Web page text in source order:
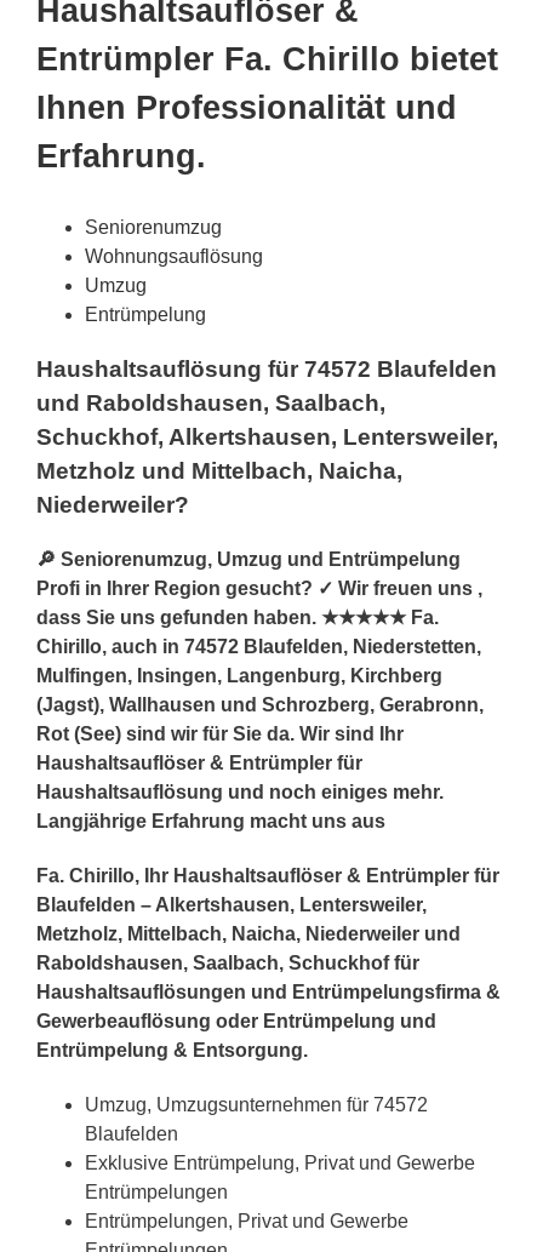
Haushaltsauflöser &
Entrümpler Fa. Chirillo bietet
Ihnen Professionalität und
Erfahrung.
Seniorenumzug
Wohnungsauflösung
Umzug
Entrümpelung
Haushaltsauflösung für 74572 Blaufelden
und Raboldshausen, Saalbach,
Schuckhof, Alkertshausen, Lentersweiler,
Metzholz und Mittelbach, Naicha,
Niederweiler?
🔎 Seniorenumzug, Umzug und Entrümpelung
Profi in Ihrer Region gesucht? ✓ Wir freuen uns ,
dass Sie uns gefunden haben. ★★★★★ Fa.
Chirillo, auch in 74572 Blaufelden, Niederstetten,
Mulfingen, Insingen, Langenburg, Kirchberg
(Jagst), Wallhausen und Schrozberg, Gerabronn,
Rot (See) sind wir für Sie da. Wir sind Ihr
Haushaltsauflöser & Entrümpler für
Haushaltsauflösung und noch einiges mehr.
Langjährige Erfahrung macht uns aus
Fa. Chirillo, Ihr Haushaltsauflöser & Entrümpler für
Blaufelden – Alkertshausen, Lentersweiler,
Metzholz, Mittelbach, Naicha, Niederweiler und
Raboldshausen, Saalbach, Schuckhof für
Haushaltsauflösungen und Entrümpelungsfirma &
Gewerbeauflösung oder Entrümpelung und
Entrümpelung & Entsorgung.
Umzug, Umzugsunternehmen für 74572
Blaufelden
Exklusive Entrümpelung, Privat und Gewerbe
Entrümpelungen
Entrümpelungen, Privat und Gewerbe